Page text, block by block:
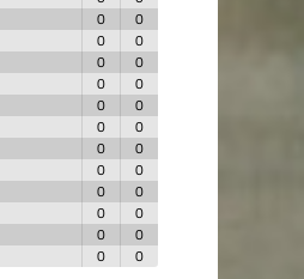
0
0
0
0
0
0
0
0
0
0
0
0
0
0
0
0
0
0
0
0
0
0
0 0